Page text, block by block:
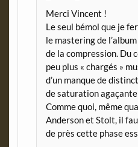
Merci Vincent !
Le seul bémol que je
le mastering de
de la compression. Du
peu plus « chargés »
d’un manque de
de saturation
Comme quoi, même
Anderson et Stolt, il
de près cette phase